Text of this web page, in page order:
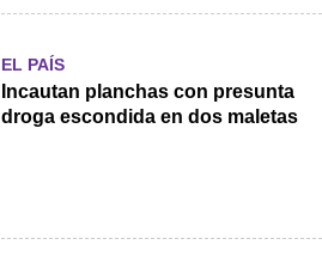
EL PAÍS
Incautan planchas con presunta
droga escondida en dos maletas